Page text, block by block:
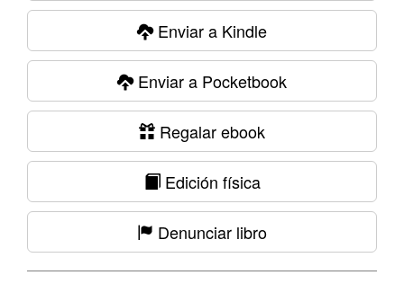
Enviar a Kindle
Enviar a Pocketbook
Regalar ebook
Edición física
Denunciar libro